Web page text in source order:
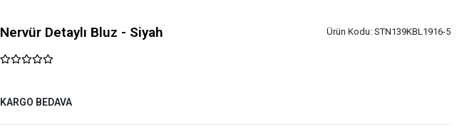
Nervür Detaylı Bluz - Siyah Ürün Kodu: STN139KBL1916-5
KARGO BEDAVA